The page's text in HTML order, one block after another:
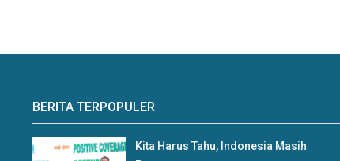
BERITA TERPOPULER
Kita Harus Tahu, Indonesia Masih